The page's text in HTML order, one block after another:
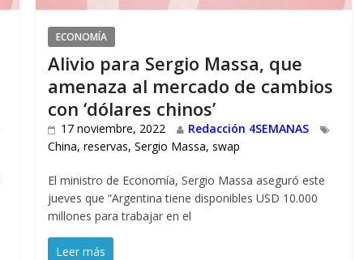
ECONOMÍA
Alivio para Sergio Massa, que
amenaza al mercado de cambios
con ‘dólares chinos’
17 noviembre, 2022
Redacción 4SEMANAS
China,reservas,Sergio Massa,swap
El ministro de Economía, Sergio Massa aseguró este
jueves que “Argentina tiene disponibles USD 10.000
millones para trabajar en el
Leer más